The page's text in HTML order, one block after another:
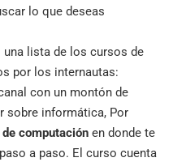
lo que deseas
lista de los cursos de
por los internautas:
con un montón de
sobre informática, Por
computación en donde te
a paso. El curso cuenta